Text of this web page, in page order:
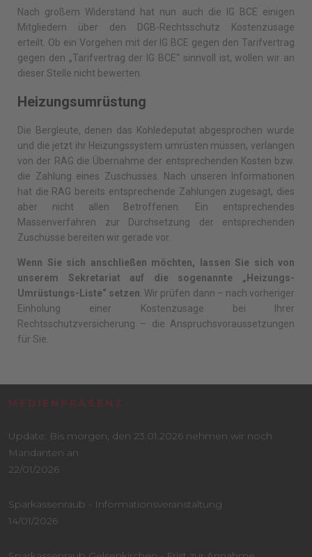
Nach großem Widerstand hat nun auch die IG BCE einigen
Mitgliedern über den DGB-Rechtsschutz Kostenzusage
erteilt. Ob ein Vorgehen mit der IG BCE gegen den Tarifvertrag
gegen den „Tarifvertrag der IG BCE“ sinnvoll ist, wollen wir an
dieser Stelle nicht bewerten.
Heizungsumrüstung
Die Bergleute, denen das Kohledeputat abgesprochen wurde
und die jetzt ihr Heizungssystem umrüsten müssen, verlangen
von der RAG die Übernahme der entsprechenden Kosten bzw.
die Zahlung eines Zuschusses. Nach unseren Informationen
hat die RAG bereits entsprechende Zahlungen zugesagt, dies
aber nicht allen Betroffenen. Ein entsprechendes
Massenverfahren zur Durchsetzung der entsprechenden
Zuschüsse bereiten wir gerade vor.
Wenn Sie sich anschließen möchten, lassen Sie sich von
unserem Sekretariat auf die sogenannte „Heizungs-
Umrüstungs-Liste“ setzen . Wir prüfen dann – nach vorheriger
Einholung einer Kostenzusage bei Ihrer
Rechtsschutzversicherung – die Anspruchsvoraussetzungen
für Sie.
MEDIENPRÄSENZ
Update: Bis morgen, den 23.01.2026 nehmen wir noch
Mandanten an
22/01/2026
Sparkassenraub - Informationsveranstaltung
14/01/2026